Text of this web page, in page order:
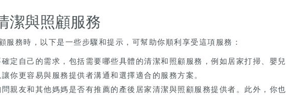
潔與照顧服務
服務時，以下是一些步驟和提示，可幫助你順利享受這項服務：
定自己的需求，包括需要哪些具體的清潔和照顧服務，例如居家打掃、嬰兒
你更容易與服務提供者溝通和選擇適合的服務方案。
親友和其他媽媽是否有推薦的產後居家清潔與照顧服務提供者。此外，你也